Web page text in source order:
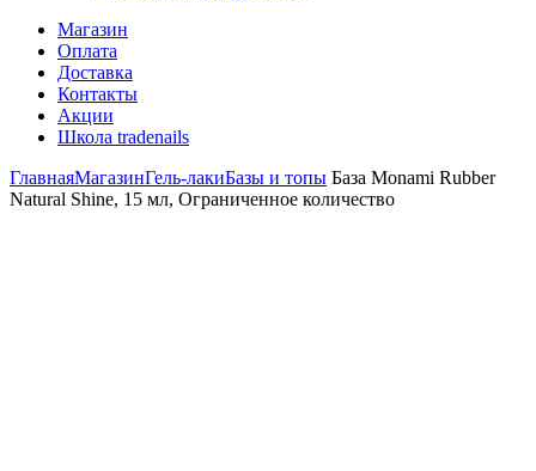
Магазин
Оплата
Доставка
Контакты
Акции
Школа tradenails
ГлавнаяМагазинГель-лакиБазы и топы База Monami Rubber
Natural Shine, 15 мл, Ограниченное количество